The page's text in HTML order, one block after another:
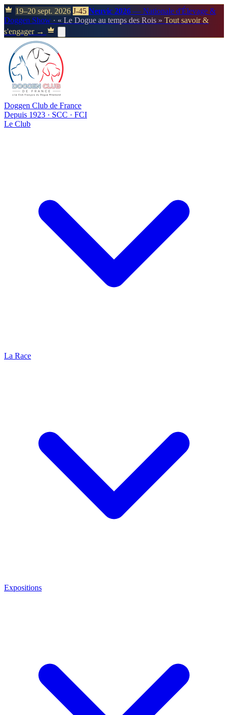
19–20 sept. 2026 J-45 Neuvic 2026 — Nationale d'Élevage &
Doggen Show · « Le Dogue au temps des Rois » Tout savoir &
s'engager →
Doggen Club de France
Depuis 1923 · SCC · FCI
Le Club
La Race
Expositions